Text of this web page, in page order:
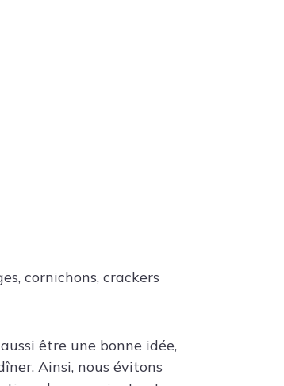
cornichons, crackers
être une bonne idée,
Ainsi, nous évitons